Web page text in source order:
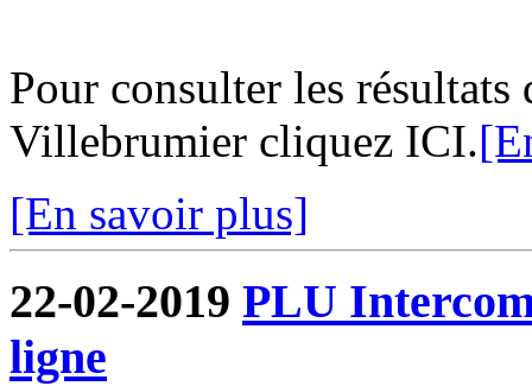
Pour consulter les résultats
Villebrumier cliquez ICI.
[En savoir plus]
22-02-2019 PLU
ligne